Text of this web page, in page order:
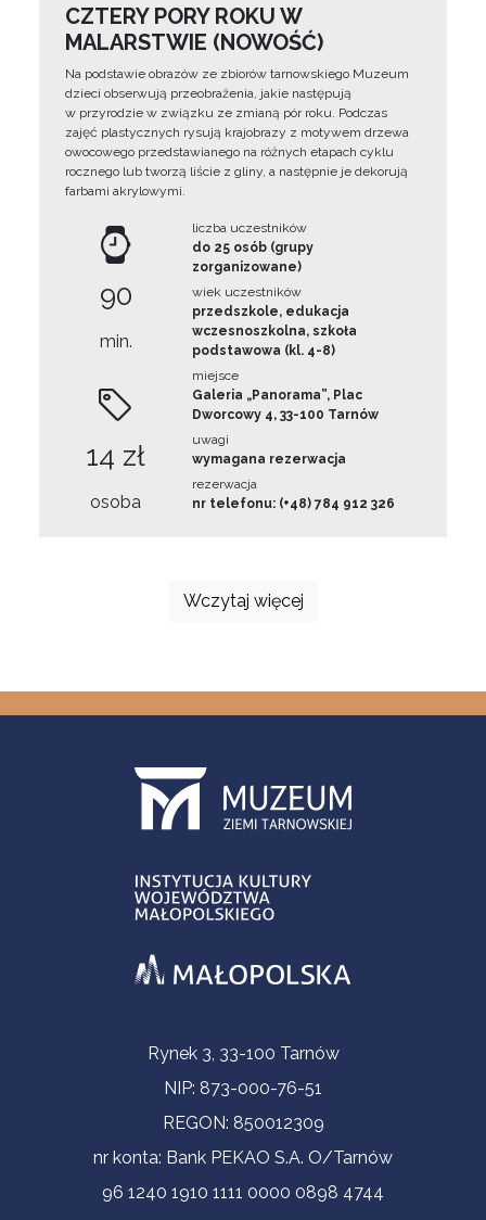
CZTERY PORY ROKU W
MALARSTWIE (NOWOŚĆ)
Na podstawie obrazów ze zbiorów tarnowskiego Muzeum
dzieci obserwują przeobrażenia, jakie następują
w przyrodzie w związku ze zmianą pór roku. Podczas
zajęć plastycznych rysują krajobrazy z motywem drzewa
owocowego przedstawianego na różnych etapach cyklu
rocznego lub tworzą liście z gliny, a następnie je dekorują
farbami akrylowymi.
90
min.
14 zł
osoba
liczba uczestników
do 25 osób (grupy
zorganizowane)
wiek uczestników
przedszkole, edukacja
wczesnoszkolna, szkoła
podstawowa (kl. 4-8)
miejsce
Galeria „Panorama”, Plac
Dworcowy 4, 33-100 Tarnów
uwagi
wymagana rezerwacja
rezerwacja
nr telefonu: (+48) 784 912 326
Wczytaj więcej
Informacje kontaktoweRynek 3, 33-100 Tarnów
NIP: 873-000-76-51
REGON: 850012309
nr konta: Bank PEKAO S.A. O/Tarnów
96 1240 1910 1111 0000 0898 4744